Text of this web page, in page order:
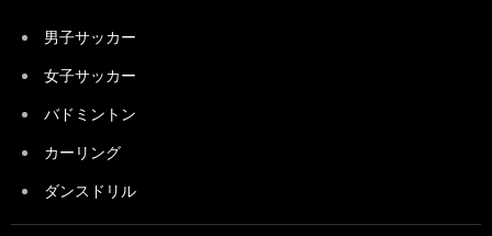
男子サッカー
女子サッカー
バドミントン
カーリング
ダンスドリル